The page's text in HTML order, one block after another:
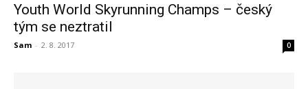
Youth World Skyrunning Champs – český
tým se neztratil
Sam - 2. 8. 2017 0